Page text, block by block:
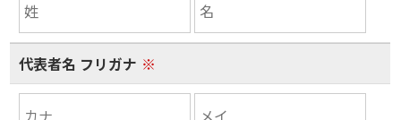
代表者名 フリガナ ※